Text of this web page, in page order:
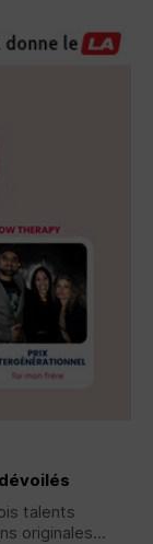
talents
originales...